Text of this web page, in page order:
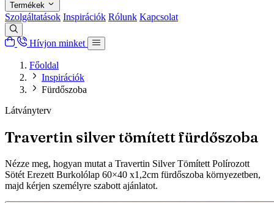
Termékek
Szolgáltatások Inspirációk Rólunk Kapcsolat
Hívjon minket
Főoldal
Inspirációk
Fürdőszoba
Látványterv
Travertin silver tömített fürdőszoba
Nézze meg, hogyan mutat a Travertin Silver Tömített Polírozott
Sötét Erezett Burkolólap 60×40 x1,2cm fürdőszoba környezetben,
majd kérjen személyre szabott ajánlatot.